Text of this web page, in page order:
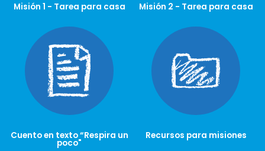
Misión 1 - Tarea para casa
Cuento en texto “Respira un
poco"
Misión 2 - Tarea para casa
Recursos para misiones